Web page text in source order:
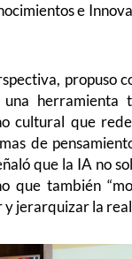
e
propuso
herramienta
cultural que
de
que la IA no
que también
jerarquizar la